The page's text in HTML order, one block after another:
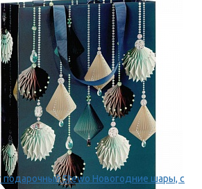
Ленты, бобины
подарочный Stewo Новогодние шары, с